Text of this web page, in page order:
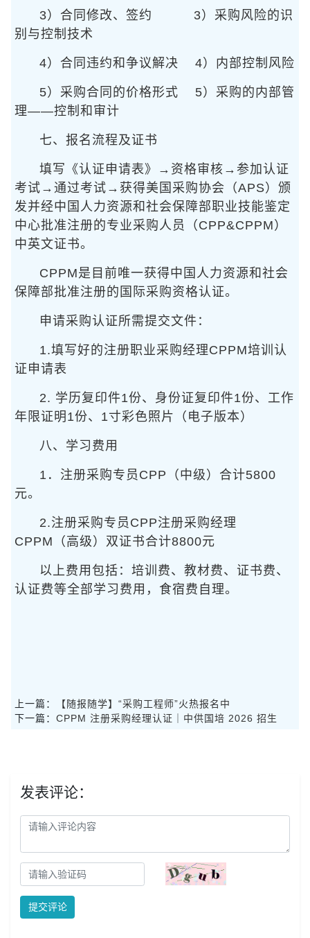
3）合同修改、签约 3）采购风险的识
别与控制技术
4）合同违约和争议解决 4）内部控制风险
5）采购合同的价格形式 5）采购的内部管
理——控制和审计
七、报名流程及证书
填写《认证申请表》→资格审核→参加认证
考试→通过考试→获得美国采购协会（APS）颁
发并经中国人力资源和社会保障部职业技能鉴定
中心批准注册的专业采购人员（CPP&CPPM）
中英文证书。
CPPM是目前唯一获得中国人力资源和社会
保障部批准注册的国际采购资格认证。
申请采购认证所需提交文件：
1.填写好的注册职业采购经理CPPM培训认
证申请表
2. 学历复印件1份、身份证复印件1份、工作
年限证明1份、1寸彩色照片（电子版本）
八、学习费用
1．注册采购专员CPP（中级）合计5800
元。
2.注册采购专员CPP注册采购经理
CPPM（高级）双证书合计8800元
以上费用包括：培训费、教材费、证书费、
认证费等全部学习费用，食宿费自理。
上一篇：
【随报随学】“采购工程师”火热报名中
下一篇： CPPM 注册采购经理认证｜中供国培 2026 招生
发表评论：
提交评论